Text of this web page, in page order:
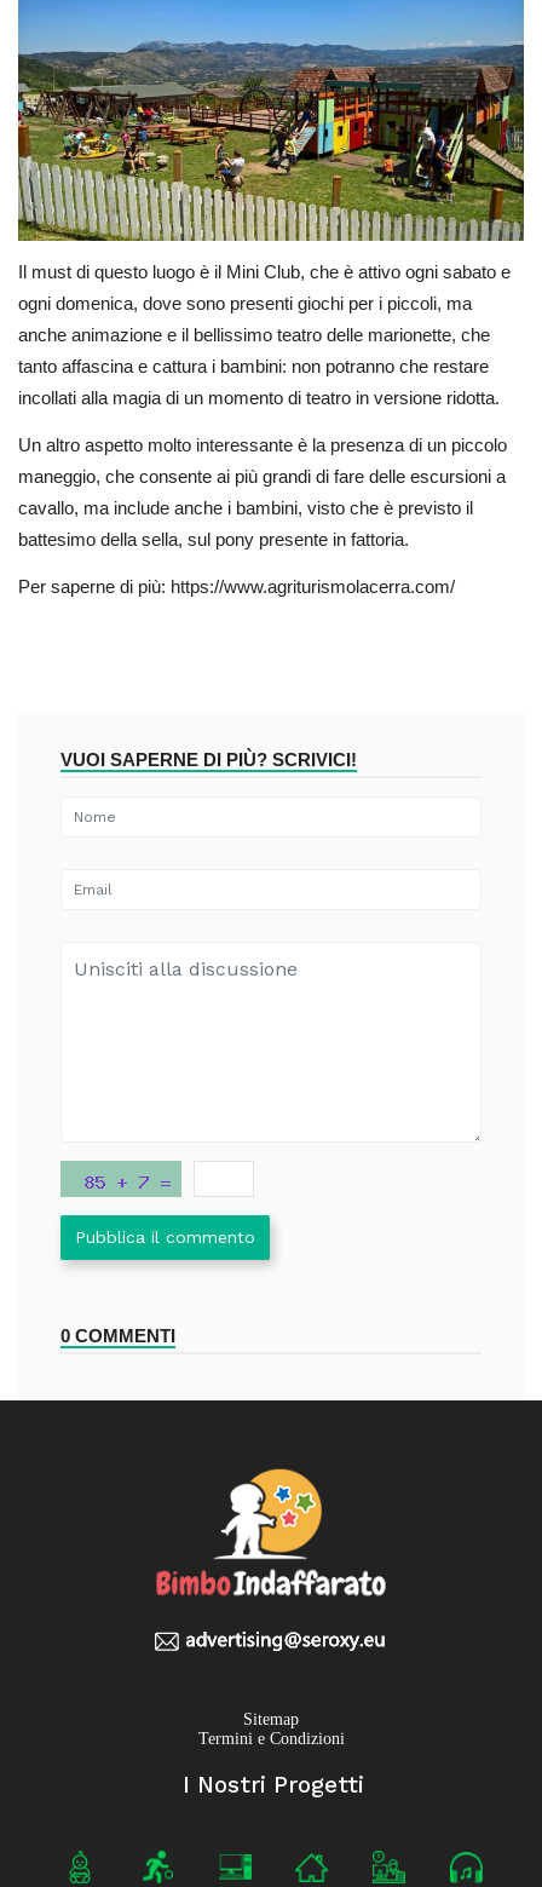
Il must di questo luogo è il Mini Club, che è attivo ogni sabato e
ogni domenica, dove sono presenti giochi per i piccoli, ma
anche animazione e il bellissimo teatro delle marionette, che
tanto affascina e cattura i bambini: non potranno che restare
incollati alla magia di un momento di teatro in versione ridotta.
Un altro aspetto molto interessante è la presenza di un piccolo
maneggio, che consente ai più grandi di fare delle escursioni a
cavallo, ma include anche i bambini, visto che è previsto il
battesimo della sella, sul pony presente in fattoria.
Per saperne di più: https://www.agriturismolacerra.com/
VUOI SAPERNE DI PIÙ? SCRIVICI!
Pubblica il commento
0 COMMENTI
Sitemap
Termini e Condizioni
I Nostri Progetti